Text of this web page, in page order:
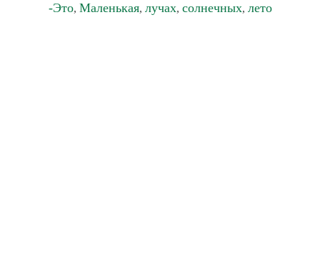
-Это, Маленькая, лучах, солнечных, лето